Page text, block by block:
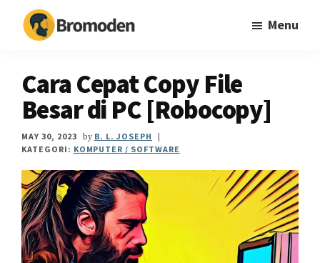
primary
footer
hidup
Menu
Cara Cepat Copy File
Besar di PC [Robocopy]
MAY 30, 2023 by B. L. JOSEPH
KATEGORI: KOMPUTER / SOFTWARE